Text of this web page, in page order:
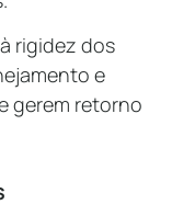
rigidez dos
e
gerem retorno